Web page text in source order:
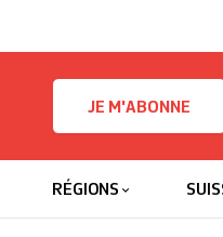
JE M'ABONNE
RÉGIONS